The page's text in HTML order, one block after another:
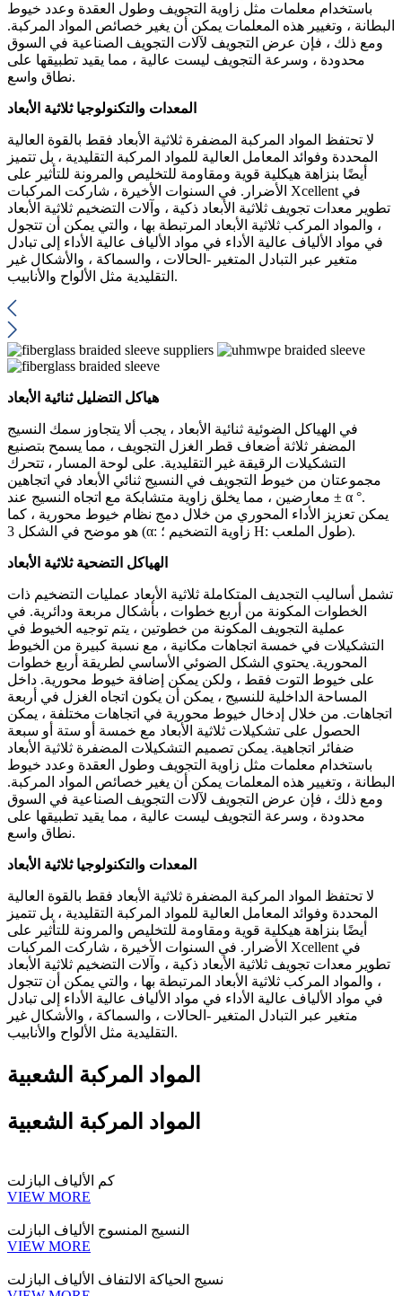
باستخدام معلمات مثل زاوية التجويف وطول العقدة وعدد خيوط
البطانة ، وتغيير هذه المعلمات يمكن أن يغير خصائص المواد المركبة.
ومع ذلك ، فإن عرض التجويف لآلات التجويف الصناعية في السوق
محدودة ، وسرعة التجويف ليست عالية ، مما يقيد تطبيقها على
نطاق واسع.
المعدات والتكنولوجيا ثلاثية الأبعاد
لا تحتفظ المواد المركبة المضفرة ثلاثية الأبعاد فقط بالقوة العالية
المحددة وفوائد المعامل العالية للمواد المركبة التقليدية ، بل تتميز
أيضًا بنزاهة هيكلية قوية ومقاومة للتخليص والمرونة للتأثير على
الأضرار. في السنوات الأخيرة ، شاركت المركبات Xcellent في
تطوير معدات تجويف ثلاثية الأبعاد ذكية ، وآلات التضخيم ثلاثية الأبعاد
، والمواد المركب ثلاثية الأبعاد المرتبطة بها ، والتي يمكن أن تتجول
في مواد الألياف عالية الأداء في مواد الألياف عالية الأداء إلى تبادل
متغير عبر التبادل المتغير -الحالات ، والسماكة ، والأشكال غير
التقليدية مثل الألواح والأنابيب.
هياكل التضليل ثنائية الأبعاد
في الهياكل الضوئية ثنائية الأبعاد ، يجب ألا يتجاوز سمك النسيج
المضفر ثلاثة أضعاف قطر الغزل التجويف ، مما يسمح بتصنيع
التشكيلات الرقيقة غير التقليدية. على لوحة المسار ، تتحرك
مجموعتان من خيوط التجويف في النسيج ثنائي الأبعاد في اتجاهين
معارضين ، مما يخلق زاوية متشابكة مع اتجاه النسيج عند ± α °.
يمكن تعزيز الأداء المحوري من خلال دمج نظام خيوط محورية ، كما
هو موضح في الشكل 3 (α: زاوية التضخيم ؛ H: طول الملعب).
الهياكل التضحية ثلاثية الأبعاد
تشمل أساليب التجديف المتكاملة ثلاثية الأبعاد عمليات التضخيم ذات
الخطوات المكونة من أربع خطوات ، بأشكال مربعة ودائرية. في
عملية التجويف المكونة من خطوتين ، يتم توجيه الخيوط في
التشكيلات في خمسة اتجاهات مكانية ، مع نسبة كبيرة من الخيوط
المحورية. يحتوي الشكل الضوئي الأساسي لطريقة أربع خطوات
على خيوط التوت فقط ، ولكن يمكن إضافة خيوط محورية. داخل
المساحة الداخلية للنسيج ، يمكن أن يكون اتجاه الغزل في أربعة
اتجاهات. من خلال إدخال خيوط محورية في اتجاهات مختلفة ، يمكن
الحصول على تشكيلات ثلاثية الأبعاد مع خمسة أو ستة أو سبعة
ضفائر اتجاهية. يمكن تصميم التشكيلات المضفرة ثلاثية الأبعاد
باستخدام معلمات مثل زاوية التجويف وطول العقدة وعدد خيوط
البطانة ، وتغيير هذه المعلمات يمكن أن يغير خصائص المواد المركبة.
ومع ذلك ، فإن عرض التجويف لآلات التجويف الصناعية في السوق
محدودة ، وسرعة التجويف ليست عالية ، مما يقيد تطبيقها على
نطاق واسع.
المعدات والتكنولوجيا ثلاثية الأبعاد
لا تحتفظ المواد المركبة المضفرة ثلاثية الأبعاد فقط بالقوة العالية
المحددة وفوائد المعامل العالية للمواد المركبة التقليدية ، بل تتميز
أيضًا بنزاهة هيكلية قوية ومقاومة للتخليص والمرونة للتأثير على
الأضرار. في السنوات الأخيرة ، شاركت المركبات Xcellent في
تطوير معدات تجويف ثلاثية الأبعاد ذكية ، وآلات التضخيم ثلاثية الأبعاد
، والمواد المركب ثلاثية الأبعاد المرتبطة بها ، والتي يمكن أن تتجول
في مواد الألياف عالية الأداء في مواد الألياف عالية الأداء إلى تبادل
متغير عبر التبادل المتغير -الحالات ، والسماكة ، والأشكال غير
التقليدية مثل الألواح والأنابيب.
المواد المركبة الشعبية
المواد المركبة الشعبية
كم الألياف البازلت
VIEW MORE
النسيج المنسوج الألياف البازلت
VIEW MORE
نسيج الحياكة الالتفاف الألياف البازلت